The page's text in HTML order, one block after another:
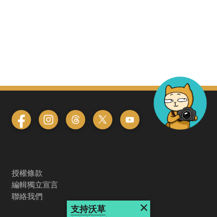
授權條款
編輯獨立宣言
聯絡我們
支持沃草 ×